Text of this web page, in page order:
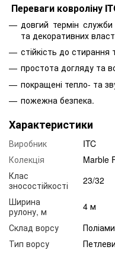
Переваги ковроліну
довгий термін
та декоративних
стійкість до
простота догляду та
покращені тепло- та
пожежна безпека.
Характеристики
Виробник
ITC
Колекція
Marble
Клас
зносостійкості
23/32
Ширина
рулону, м
4 м
Склад ворсу
Тип ворсу